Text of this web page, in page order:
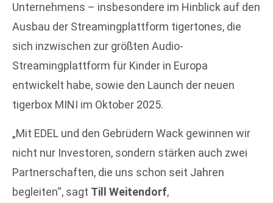
Unternehmens – insbesondere im Hinblick auf den
Ausbau der Streamingplattform tigertones, die
sich inzwischen zur größten Audio-
Streamingplattform für Kinder in Europa
entwickelt habe, sowie den Launch der neuen
tigerbox MINI im Oktober 2025.
„Mit EDEL und den Gebrüdern Wack gewinnen wir
nicht nur Investoren, sondern stärken auch zwei
Partnerschaften, die uns schon seit Jahren
begleiten“, sagt Till Weitendorf,